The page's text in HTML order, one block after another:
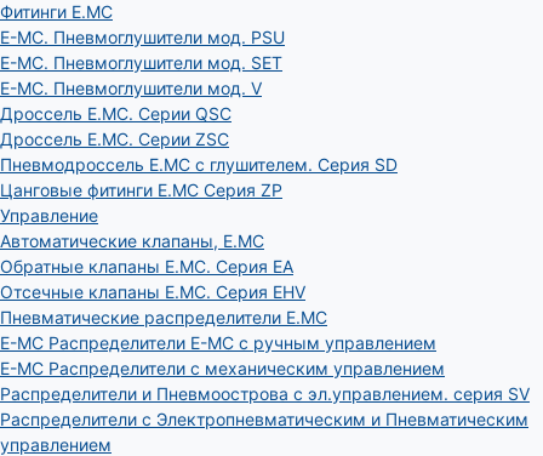
Фитинги E.MC
E-MC. Пневмоглушители мод. PSU
E-MC. Пневмоглушители мод. SET
E-MC. Пневмоглушители мод. V
Дроссель E.MC. Серии QSC
Дроссель E.MC. Серии ZSC
Пневмодроссель E.MC с глушителем. Серия SD
Цанговые фитинги E.MC Серия ZP
Управление
Автоматические клапаны, Е.МС
Обратные клапаны E.MC. Серия EA
Отсечные клапаны E.MC. Серия EHV
Пневматические распределители E.MC
E-MC Распределители E-MC с ручным управлением
E-MC Распределители с механическим управлением
Распределители и Пневмоострова с эл.управлением. серия SV
Распределители с Электропневматическим и Пневматическим
управлением